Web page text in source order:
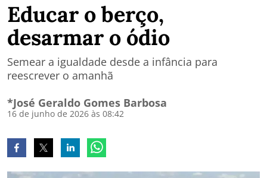
Educar o berço,
desarmar o ódio
Semear a igualdade desde a infância para
reescrever o amanhã
*José Geraldo Gomes Barbosa
16 de junho de 2026 às 08:42